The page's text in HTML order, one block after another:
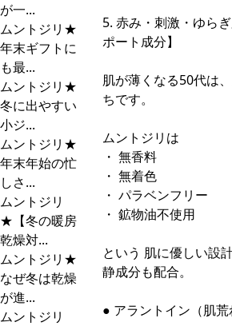
が一...
ムントジリ★
年末ギフトに
も最...
ムントジリ★
冬に出やすい
小ジ...
ムントジリ★
年末年始の忙
しさ...
ムントジリ
★【冬の暖房
乾燥対...
ムントジリ★
なぜ冬は乾燥
が進...
ムントジリ
5. 赤み・刺激・ゆら
ポート成分】
肌が薄くなる50代は
ちです。
ムントジリは
・ 無香料
・ 無着色
・ パラベンフリー
・ 鉱物油不使用
という 肌に優しい設
静成分も配合。
● アラントイン（肌荒